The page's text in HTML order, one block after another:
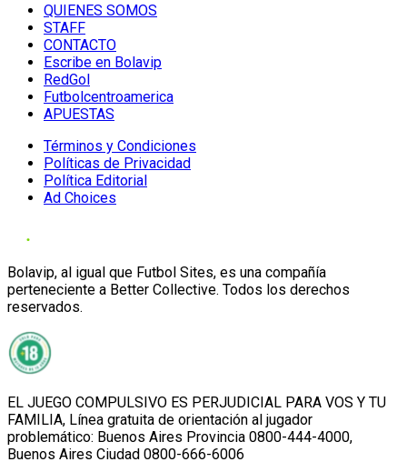
QUIENES SOMOS
STAFF
CONTACTO
Escribe en Bolavip
RedGol
Futbolcentroamerica
APUESTAS
Términos y Condiciones
Políticas de Privacidad
Política Editorial
Ad Choices
Bolavip, al igual que Futbol Sites, es una compañía
perteneciente a Better Collective. Todos los derechos
reservados.
EL JUEGO COMPULSIVO ES PERJUDICIAL PARA VOS Y TU
FAMILIA, Línea gratuita de orientación al jugador
problemático: Buenos Aires Provincia 0800-444-4000,
Buenos Aires Ciudad 0800-666-6006